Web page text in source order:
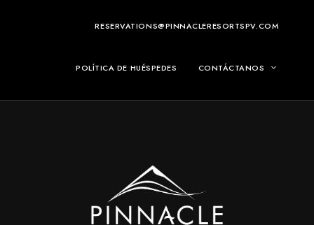
RESERVATIONS@PINNACLERESORTSPV.COM
POLÍTICA DE HUÉSPEDES CONTÁCTANOS